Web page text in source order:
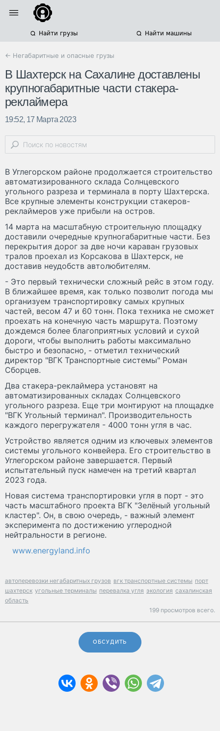
Найти грузы Найти машины
← Негабаритные и опасные грузы
В Шахтерск на Сахалине доставлены
крупногабаритные части стакера-
реклаймера
19:52, 17 Марта 2023
В Углегорском районе продолжается строительство
автоматизированного склада Солнцевского
угольного разреза и терминала в порту Шахтерска.
Все крупные элементы конструкции стакеров-
реклаймеров уже прибыли на остров.
14 марта на масштабную строительную площадку
доставили очередные крупногабаритные части. Без
перекрытия дорог за две ночи караван грузовых
тралов проехал из Корсакова в Шахтерск, не
доставив неудобств автолюбителям.
- Это первый технически сложный рейс в этом году.
В ближайшее время, как только позволит погода мы
организуем транспортировку самых крупных
частей, весом 47 и 60 тонн. Пока техника не сможет
проехать на конечную часть маршрута. Поэтому
дождемся более благоприятных условий и сухой
дороги, чтобы выполнить работы максимально
быстро и безопасно, - отметил технический
директор "ВГК Транспортные системы" Роман
Сборцев.
Два стакера-реклаймера установят на
автоматизированных складах Солнцевского
угольного разреза. Еще три монтируют на площадке
"ВГК Угольный терминал". Производительность
каждого перегружателя - 4000 тонн угля в час.
Устройство является одним из ключевых элементов
системы угольного конвейера. Его строительство в
Углегорском районе завершается. Первый
испытательный пуск намечен на третий квартал
2023 года.
Новая система транспортировки угля в порт - это
часть масштабного проекта ВГК "Зелёный угольный
кластер". Он, в свою очередь, - важный элемент
эксперимента по достижению углеродной
нейтральности в регионе.
www.energyland.info
автоперевозки негабаритных грузов вгк транспортные системы порт
шахтерск угольные терминалы перевалка угля экология сахалинская
область
199 просмотров всего.
ОБСУДИТЬ